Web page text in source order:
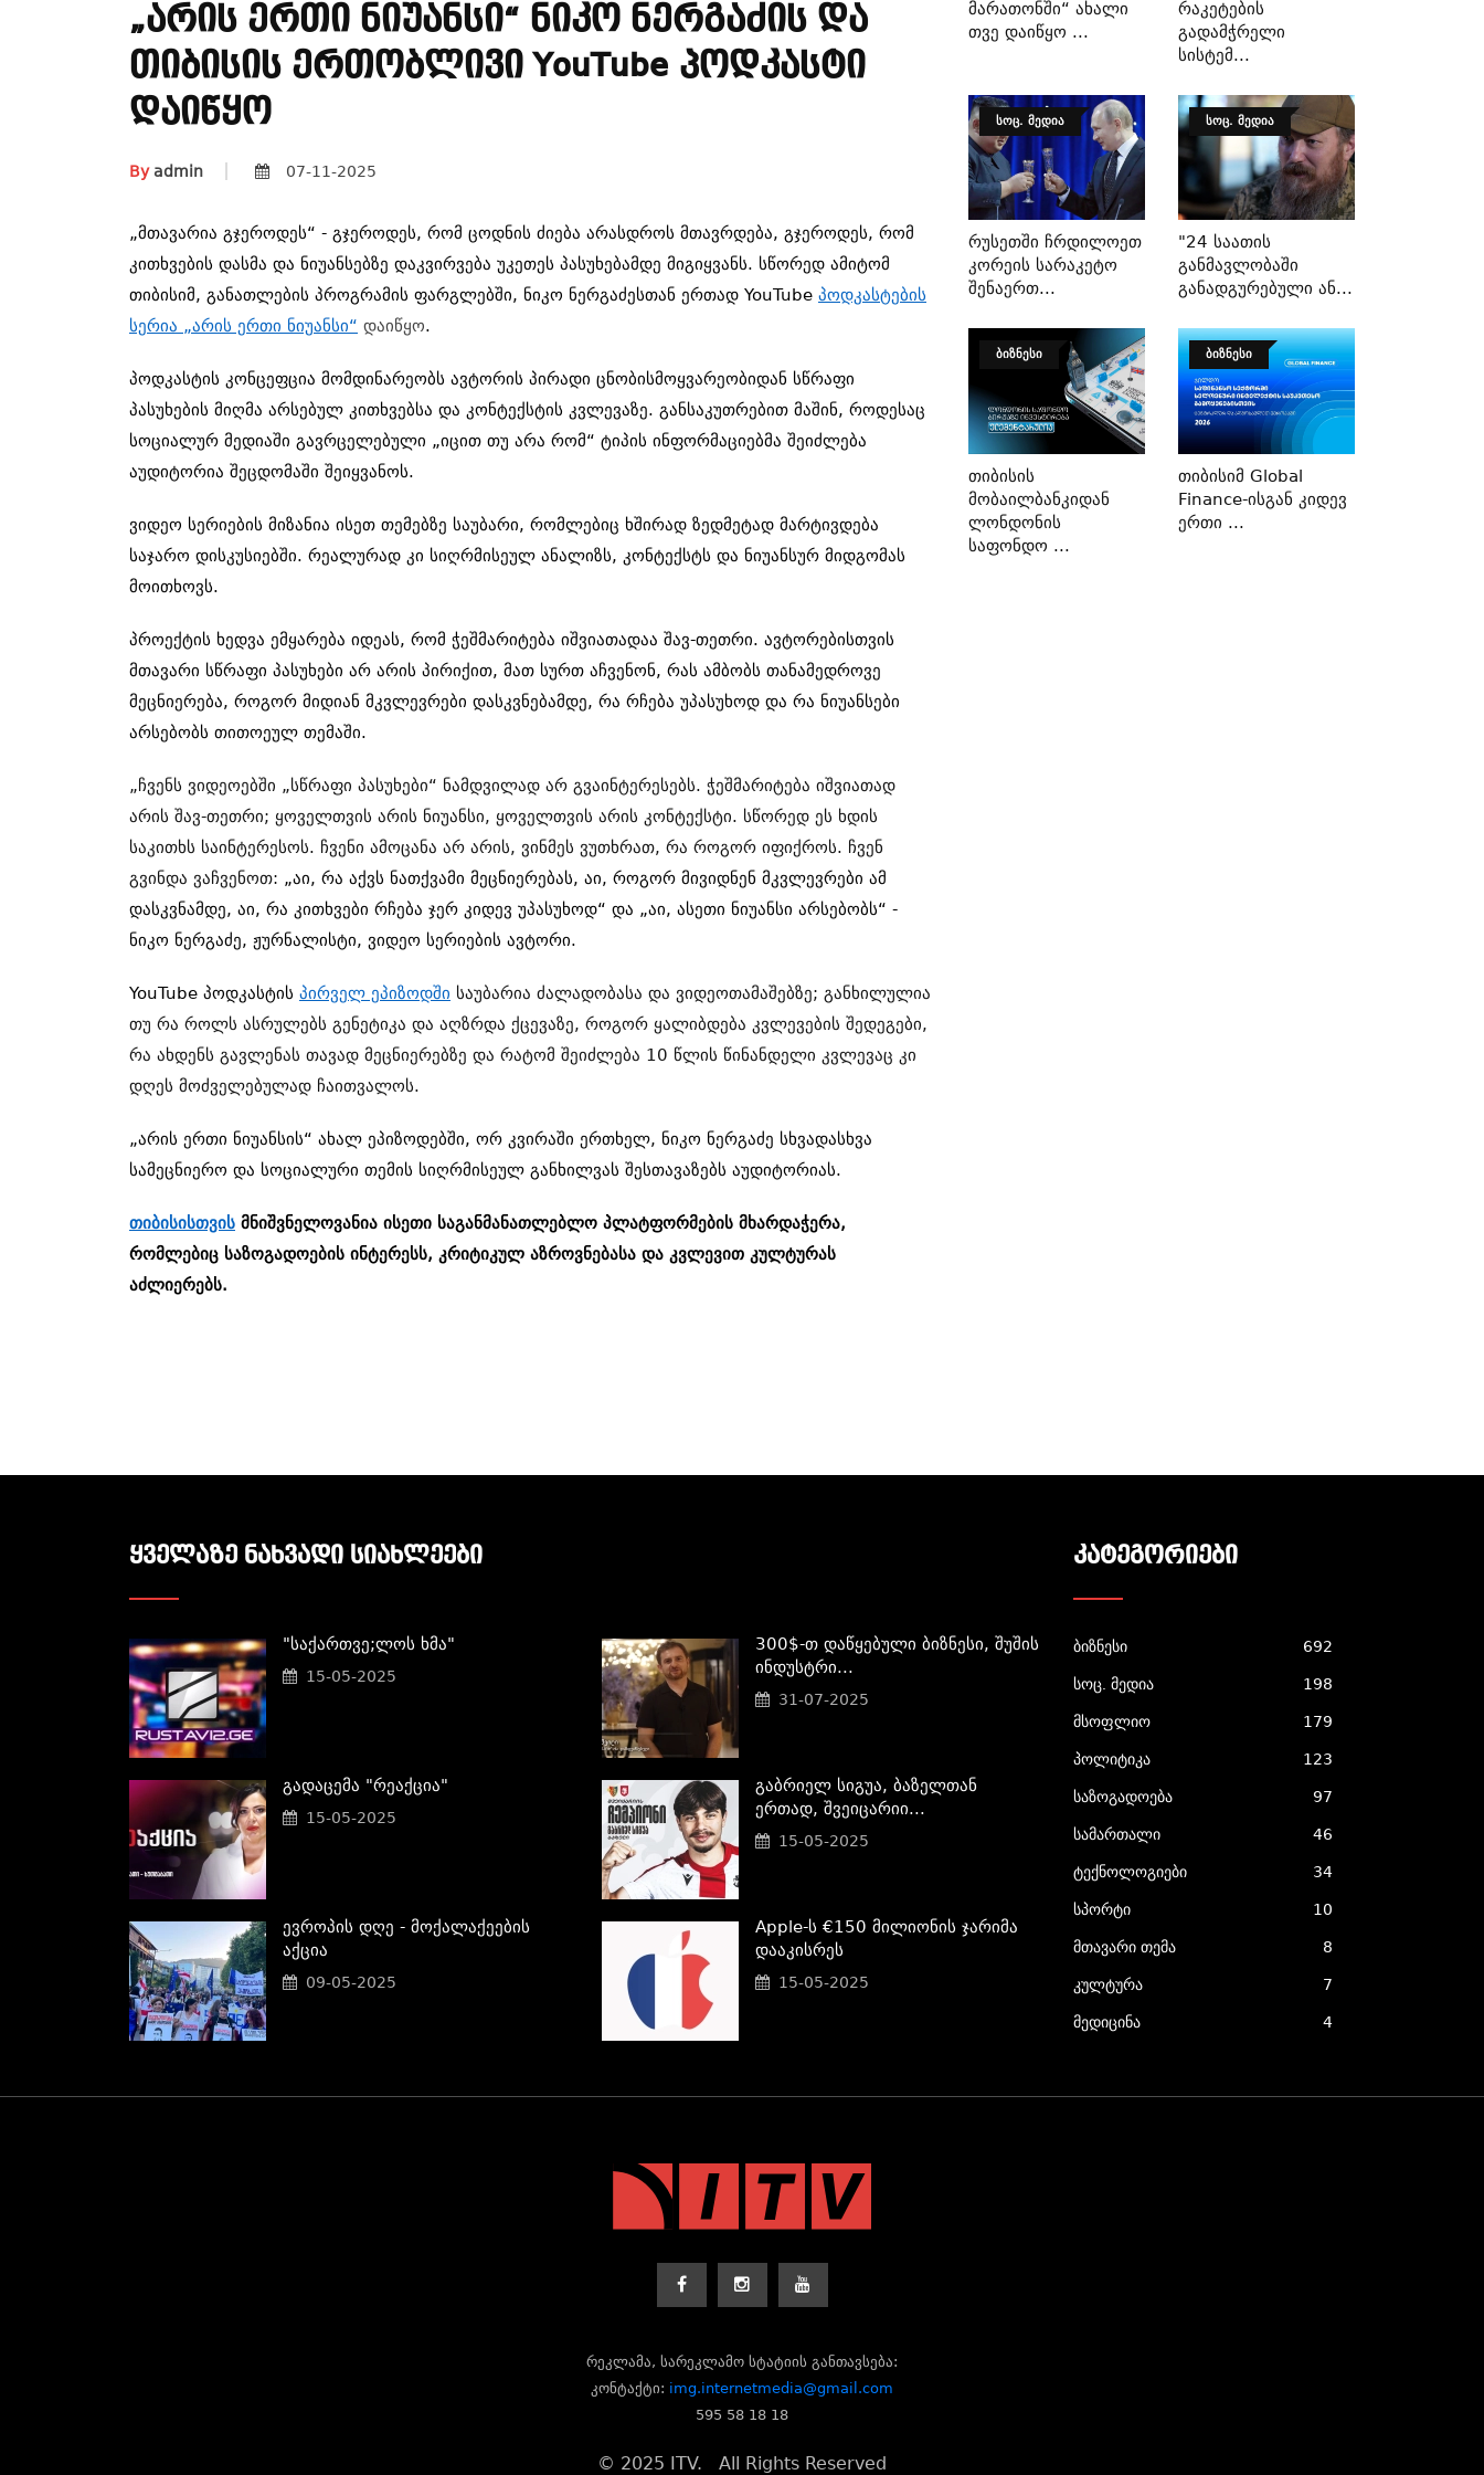
„არის Ერთი Ნიუანსი“ Ნიკო Ნერგაძის Და
Თიბისის Ერთობლივი YouTube Პოდკასტი
Დაიწყო
Byadmin 07-11-2025
„მთავარია გჯეროდეს“ - გჯეროდეს, რომ ცოდნის ძიება არასდროს მთავრდება, გჯეროდეს, რომ
კითხვების დასმა და ნიუანსებზე დაკვირვება უკეთეს პასუხებამდე მიგიყვანს. სწორედ ამიტომ
თიბისიმ, განათლების პროგრამის ფარგლებში, ნიკო ნერგაძესთან ერთად YouTube პოდკასტების
სერია „არის ერთი ნიუანსი“ დაიწყო.
პოდკასტის კონცეფცია მომდინარეობს ავტორის პირადი ცნობისმოყვარეობიდან სწრაფი
პასუხების მიღმა არსებულ კითხვებსა და კონტექსტის კვლევაზე. განსაკუთრებით მაშინ, როდესაც
სოციალურ მედიაში გავრცელებული „იცით თუ არა რომ“ ტიპის ინფორმაციებმა შეიძლება
აუდიტორია შეცდომაში შეიყვანოს.
ვიდეო სერიების მიზანია ისეთ თემებზე საუბარი, რომლებიც ხშირად ზედმეტად მარტივდება
საჯარო დისკუსიებში. რეალურად კი სიღრმისეულ ანალიზს, კონტექსტს და ნიუანსურ მიდგომას
მოითხოვს.
პროექტის ხედვა ემყარება იდეას, რომ ჭეშმარიტება იშვიათადაა შავ-თეთრი. ავტორებისთვის
მთავარი სწრაფი პასუხები არ არის პირიქით, მათ სურთ აჩვენონ, რას ამბობს თანამედროვე
მეცნიერება, როგორ მიდიან მკვლევრები დასკვნებამდე, რა რჩება უპასუხოდ და რა ნიუანსები
არსებობს თითოეულ თემაში.
„ჩვენს ვიდეოებში „სწრაფი პასუხები“ ნამდვილად არ გვაინტერესებს. ჭეშმარიტება იშვიათად
არის შავ-თეთრი; ყოველთვის არის ნიუანსი, ყოველთვის არის კონტექსტი. სწორედ ეს ხდის
საკითხს საინტერესოს. ჩვენი ამოცანა არ არის, ვინმეს ვუთხრათ, რა როგორ იფიქროს. ჩვენ
გვინდა ვაჩვენოთ: „აი, რა აქვს ნათქვამი მეცნიერებას, აი, როგორ მივიდნენ მკვლევრები ამ
დასკვნამდე, აი, რა კითხვები რჩება ჯერ კიდევ უპასუხოდ“ და „აი, ასეთი ნიუანსი არსებობს“ -
ნიკო ნერგაძე, ჟურნალისტი, ვიდეო სერიების ავტორი.
YouTube პოდკასტის პირველ ეპიზოდში საუბარია ძალადობასა და ვიდეოთამაშებზე; განხილულია
თუ რა როლს ასრულებს გენეტიკა და აღზრდა ქცევაზე, როგორ ყალიბდება კვლევების შედეგები,
რა ახდენს გავლენას თავად მეცნიერებზე და რატომ შეიძლება 10 წლის წინანდელი კვლევაც კი
დღეს მოძველებულად ჩაითვალოს.
„არის ერთი ნიუანსის“ ახალ ეპიზოდებში, ორ კვირაში ერთხელ, ნიკო ნერგაძე სხვადასხვა
სამეცნიერო და სოციალური თემის სიღრმისეულ განხილვას შესთავაზებს აუდიტორიას.
თიბისისთვის მნიშვნელოვანია ისეთი საგანმანათლებლო პლატფორმების მხარდაჭერა,
რომლებიც საზოგადოების ინტერესს, კრიტიკულ აზროვნებასა და კვლევით კულტურას
აძლიერებს.
Მარათონში“ Ახალი
Თვე Დაიწყო ...
Რაკეტების
Გადამჭრელი
Სისტემ...
ᲡᲝᲪ. ᲛᲔᲓᲘᲐ
Რუსეთში Ჩრდილოეთ
Კორეის Სარაკეტო
Შენაერთ...
ᲡᲝᲪ. ᲛᲔᲓᲘᲐ
"24 Საათის
Განმავლობაში
Განადგურებული Ან...
ᲑᲘᲖᲜᲔᲡᲘ
Თიბისის
Მობაილბანკიდან
Ლონდონის
Საფონდო ...
ᲑᲘᲖᲜᲔᲡᲘ
Თიბისიმ Global
Finance-Ისგან Კიდევ
Ერთი ...
ᲧᲕᲔᲚᲐᲖᲔ ᲜᲐᲮᲕᲐᲓᲘ ᲡᲘᲐᲮᲚᲔᲔᲑᲘ
"საქართვე;ლოს Ხმა"
15-05-2025
Გადაცემა "რეაქცია"
15-05-2025
Ევროპის Დღე - Მოქალაქეების
Აქცია
09-05-2025
300$-Თ Დაწყებული Ბიზნესი, Შუშის
Ინდუსტრი...
31-07-2025
Გაბრიელ Სიგუა, Ბაზელთან
Ერთად, Შვეიცარიი...
15-05-2025
Apple-Ს €150 Მილიონის Ჯარიმა
Დააკისრეს
15-05-2025
ᲙᲐᲢᲔᲒᲝᲠᲘᲔᲑᲘ
ბიზნესი 692
სოც. მედია 198
მსოფლიო 179
პოლიტიკა 123
საზოგადოება 97
სამართალი 46
ტექნოლოგიები 34
სპორტი 10
მთავარი თემა 8
კულტურა 7
მედიცინა 4
რეკლამა, სარეკლამო სტატიის განთავსება:
კონტაქტი: img.internetmedia@gmail.com
595 58 18 18
© 2025 ITV. All Rights Reserved